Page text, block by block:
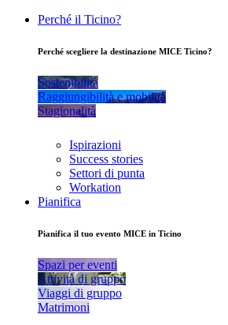
Perché il Ticino?
Perché scegliere la destinazione MICE Ticino?
Sostenibilità
Raggiungibilità e mobilità
Stagionalità
Ispirazioni
Success stories
Settori di punta
Workation
Pianifica
Pianifica il tuo evento MICE in Ticino
Spazi per eventi
Attività di gruppo
Viaggi di gruppo
Matrimoni